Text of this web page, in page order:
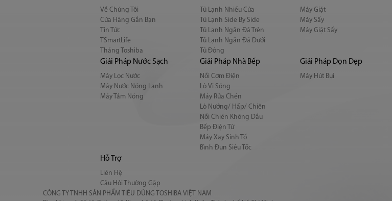
Về Chúng Tôi
Cửa Hàng Gần Bạn
Tin Tức
TSmartLife
Tháng Toshiba
Tủ Lạnh Nhiều Cửa
Tủ Lạnh Side By Side
Tủ Lạnh Ngăn Đá Trên
Tủ Lạnh Ngăn Đá Dưới
Tủ Đông
Máy Giặt
Máy Sấy
Máy Giặt Sấy
Giải Pháp Nước Sạch
Máy Lọc Nước
Máy Nước Nóng Lạnh
Máy Tắm Nóng
Giải Pháp Nhà Bếp
Nồi Cơm Điện
Lò Vi Sóng
Máy Rửa Chén
Lò Nướng/ Hấp/ Chiên
Nồi Chiên Không Dầu
Bếp Điện Từ
Máy Xay Sinh Tố
Bình Đun Siêu Tốc
Giải Pháp Dọn Dẹp
Máy Hút Bụi
Hỗ Trợ
Liên Hệ
Câu Hỏi Thường Gặp
CÔNG TY TNHH SẢN PHẨM TIÊU DÙNG TOSHIBA VIỆT NAM